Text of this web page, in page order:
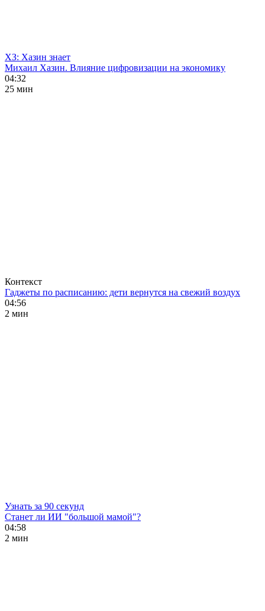
ХЗ: Хазин знает
Михаил Хазин. Влияние цифровизации на экономику
04:32
25 мин
Контекст
Гаджеты по расписанию: дети вернутся на свежий воздух
04:56
2 мин
Узнать за 90 секунд
Станет ли ИИ "большой мамой"?
04:58
2 мин